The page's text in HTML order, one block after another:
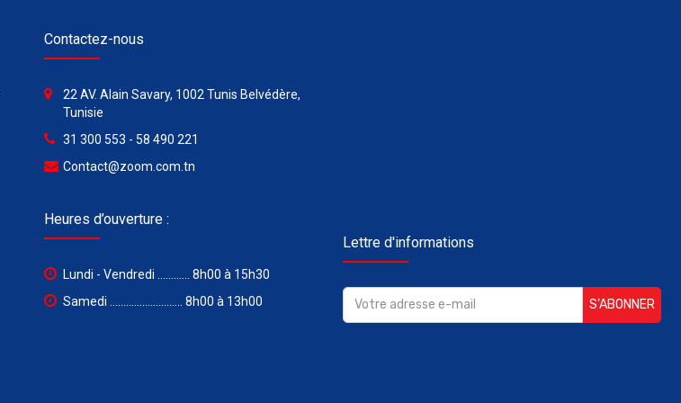
Contactez-nous
22 AV. Alain Savary, 1002 Tunis Belvédère,
Tunisie
31 300 553 - 58 490 221
Contact@zoom.com.tn
Heures d’ouverture :
Lundi - Vendredi ............ 8h00 à 15h30
Samedi ........................... 8h00 à 13h00
Lettre d'informations
S’ABONNER